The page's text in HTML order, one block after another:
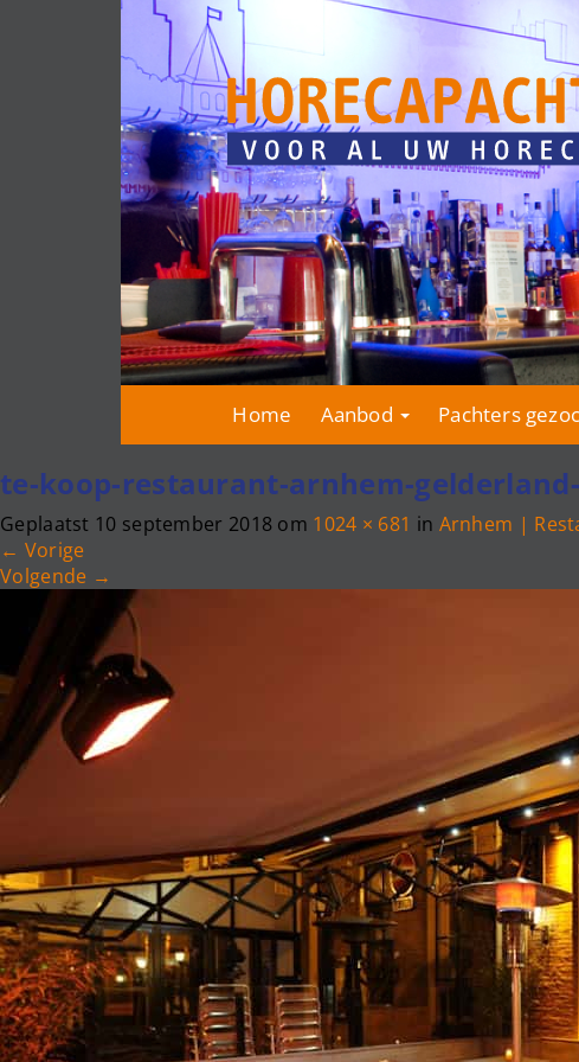
Home Aanbod Pachters
te-koop-restaurant-arnhem-
Geplaatst 10 september 2018 om 1024 × 681 in Arnhem |
← Vorige
Volgende →